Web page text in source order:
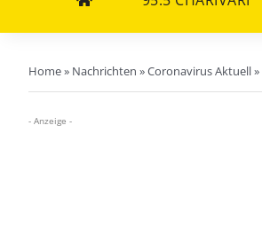
Home» Nachrichten »Coronavirus Aktuell»
- Anzeige -